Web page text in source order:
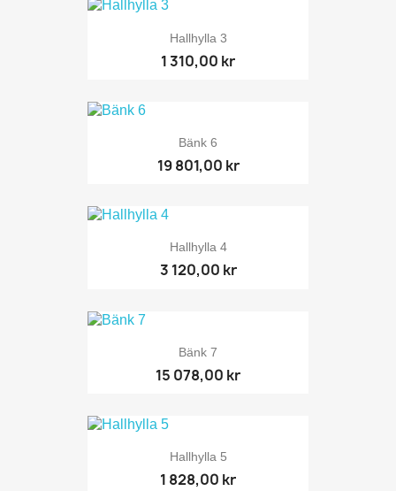
Hallhylla 3
1 310,00 kr
Bänk 6
19 801,00 kr
Hallhylla 4
3 120,00 kr
Bänk 7
15 078,00 kr
Hallhylla 5
1 828,00 kr